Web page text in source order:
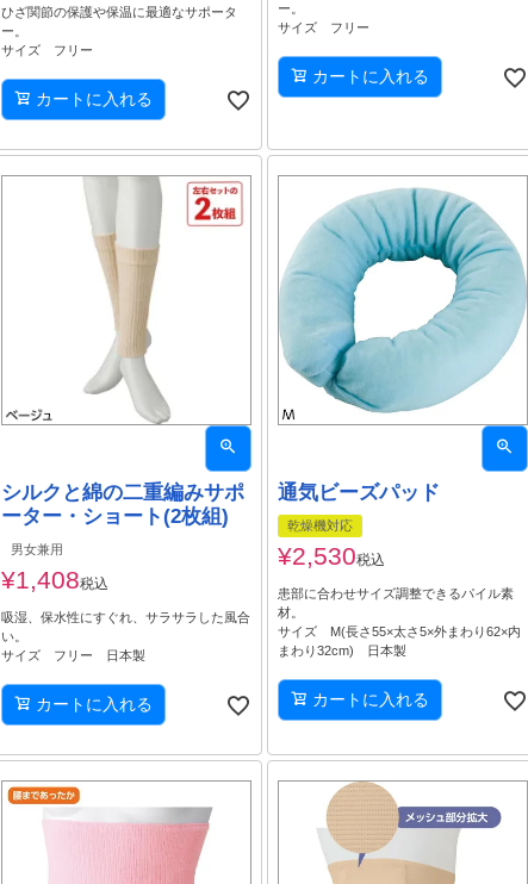
ひざ関節の保護や保温に最適なサポータ
ー。
サイズ フリー
カートに入れる
ー。
サイズ フリー
カートに入れる
シルクと綿の二重編みサポ
ーター・ショート(2枚組)
男女兼用
¥1,408税込
吸湿、保水性にすぐれ、サラサラした風合
い。
サイズ フリー 日本製
カートに入れる
通気ビーズパッド
乾燥機対応
¥2,530税込
患部に合わせサイズ調整できるパイル素
材。
サイズ M(長さ55×太さ5×外まわり62×内
まわり32cm) 日本製
カートに入れる